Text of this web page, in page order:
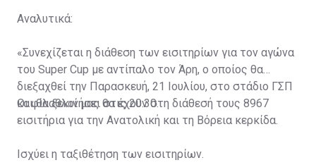
Αναλυτικά:
«Συνεχίζεται η διάθεση των εισιτηρίων για τον αγώνα
του Super Cup με αντίπαλο τον Άρη, ο οποίος θα
διεξαχθεί την Παρασκευή, 21 Ιουλίου, στο στάδιο ΓΣΠ
και θα ξεκινήσει στις 20:30.
Οι φίλαθλοί μας θα έχουν στη διάθεσή τους 8967
εισιτήρια για την Ανατολική και τη Βόρεια κερκίδα.
Ισχύει η ταξιθέτηση των εισιτηρίων.